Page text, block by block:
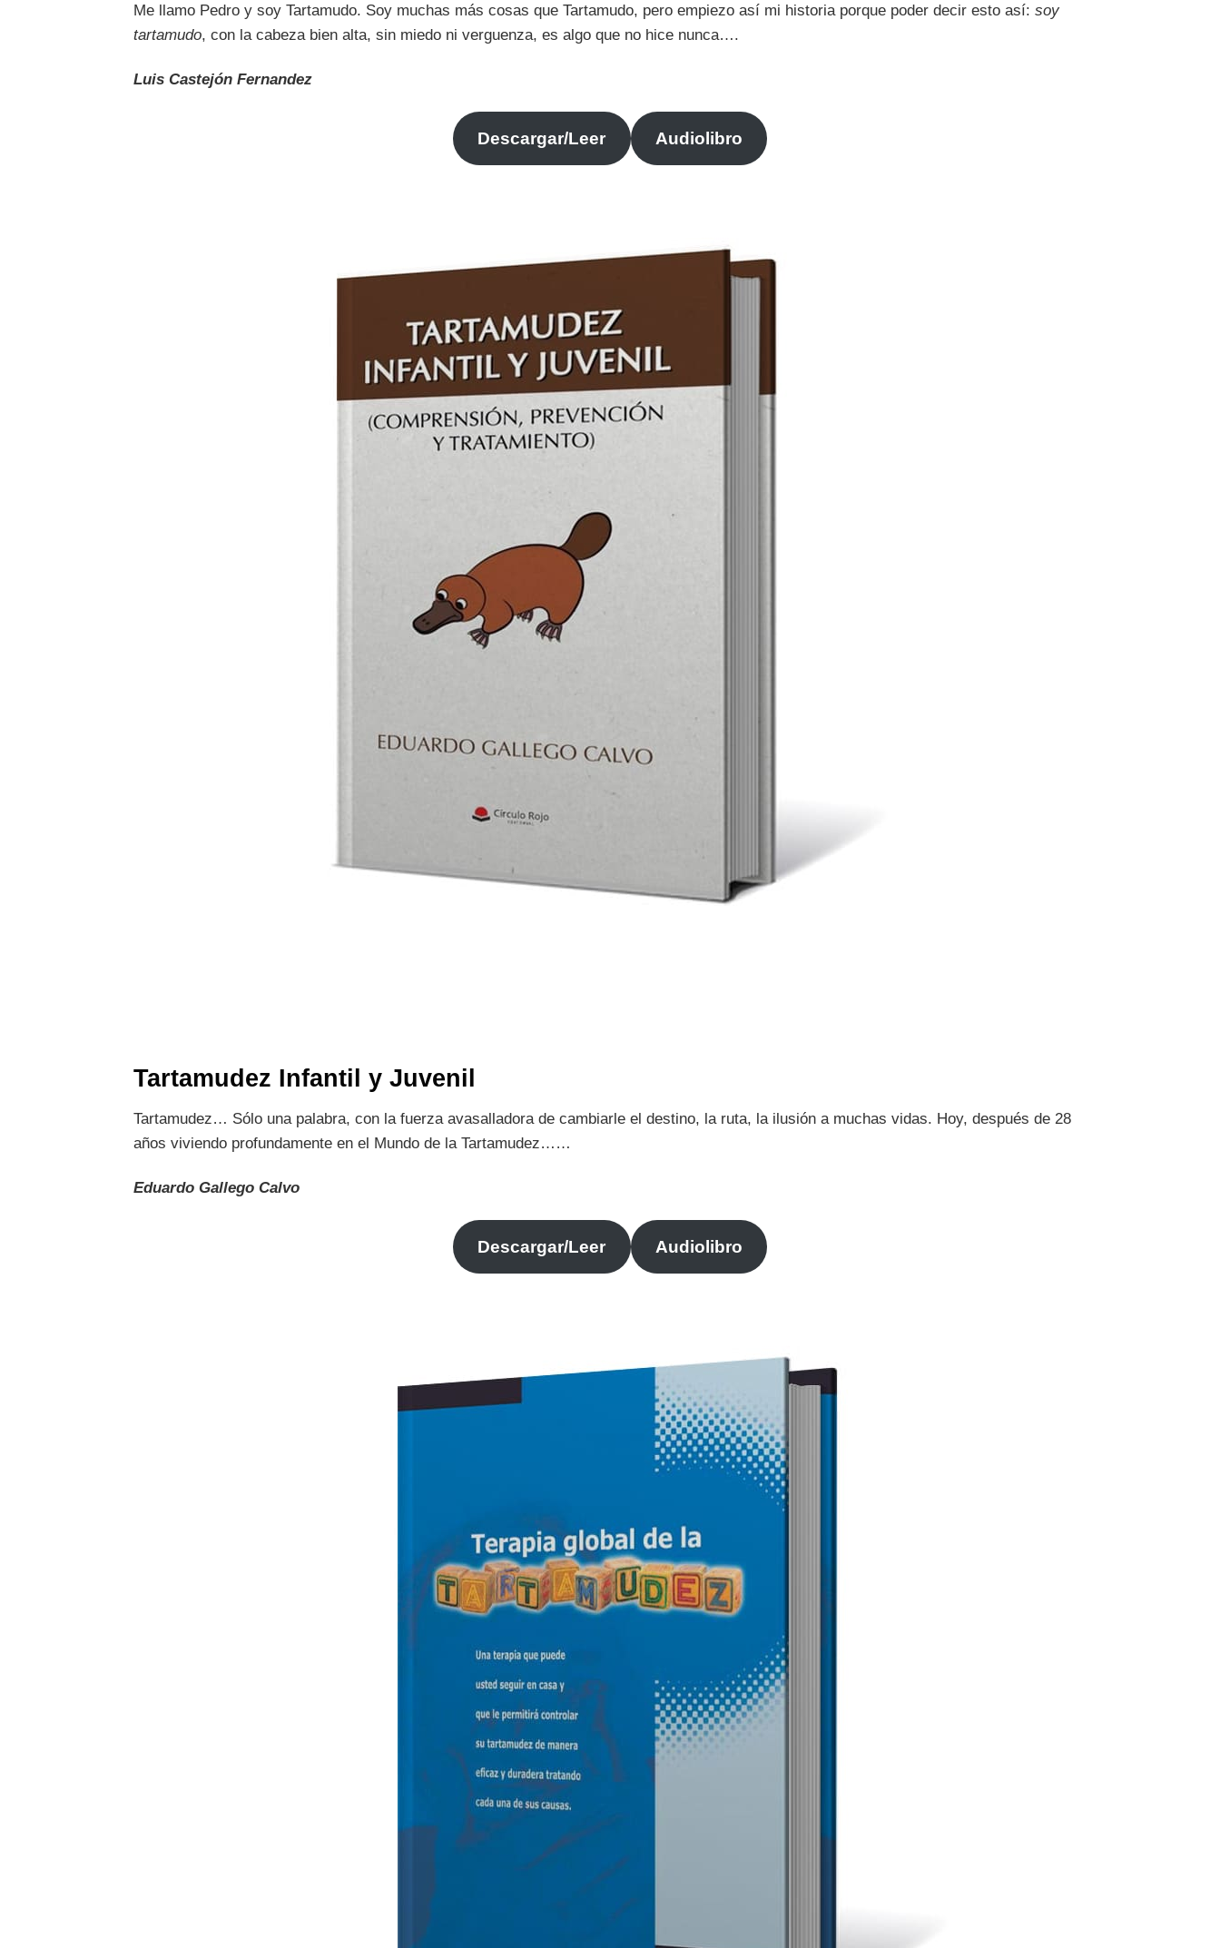
Me llamo Pedro y soy Tartamudo. Soy muchas más cosas que Tartamudo, pero empiezo así mi historia porque poder decir esto así: soy
tartamudo, con la cabeza bien alta, sin miedo ni verguenza, es algo que no hice nunca….
Luis Castejón Fernandez
Descargar/Leer Audiolibro
Tartamudez Infantil y Juvenil
Tartamudez… Sólo una palabra, con la fuerza avasalladora de cambiarle el destino, la ruta, la ilusión a muchas vidas. Hoy, después de 28
años viviendo profundamente en el Mundo de la Tartamudez……
Eduardo Gallego Calvo
Descargar/Leer Audiolibro